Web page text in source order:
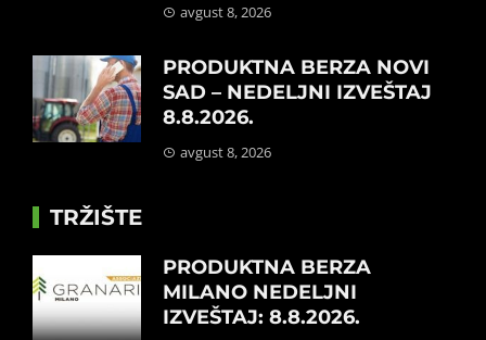
avgust 8, 2026
PRODUKTNA BERZA NOVI
SAD – NEDELJNI IZVEŠTAJ
8.8.2026.
avgust 8, 2026
TRŽIŠTE
PRODUKTNA BERZA
MILANO NEDELJNI
IZVEŠTAJ: 8.8.2026.